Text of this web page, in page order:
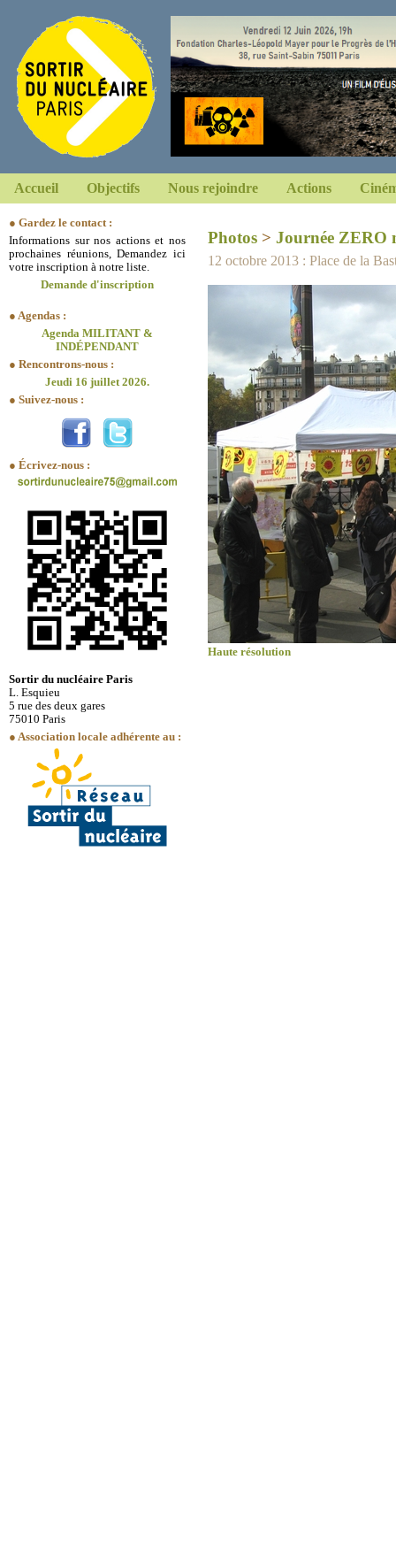
Accueil Objectifs Nous rejoindre Actions
● Gardez le contact :
Informations sur nos actions et nos
prochaines réunions, Demandez ici
votre inscription à notre liste.
Demande d'inscription
● Agendas :
Agenda MILITANT &
INDÉPENDANT
● Rencontrons-nous :
Jeudi 16 juillet 2026.
● Suivez-nous :
● Écrivez-nous :
Sortir du nucléaire Paris
L. Esquieu
5 rue des deux gares
75010 Paris
● Association locale adhérente au :
Photos > Journée ZERO
12 octobre 2013 : Place de la
Haute résolution